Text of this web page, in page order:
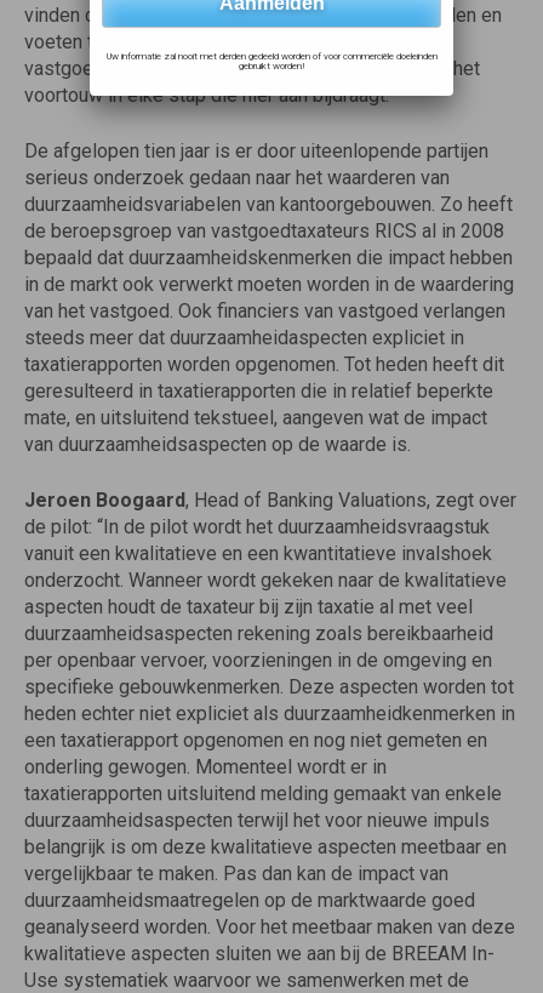
vinden dat een unieke kans om onze ambities handen en
voeten te geven. Hierin nemen wij als grootste
vastgoedadviseur in Nederland graag en met trots het
voortouw in elke stap die hier aan bijdraagt.”
De afgelopen tien jaar is er door uiteenlopende partijen
serieus onderzoek gedaan naar het waarderen van
duurzaamheidsvariabelen van kantoorgebouwen. Zo heeft
de beroepsgroep van vastgoedtaxateurs RICS al in 2008
bepaald dat duurzaamheidskenmerken die impact hebben
in de markt ook verwerkt moeten worden in de waardering
van het vastgoed. Ook financiers van vastgoed verlangen
steeds meer dat duurzaamheidaspecten expliciet in
taxatierapporten worden opgenomen. Tot heden heeft dit
geresulteerd in taxatierapporten die in relatief beperkte
mate, en uitsluitend tekstueel, aangeven wat de impact
van duurzaamheidsaspecten op de waarde is.
Jeroen Boogaard, Head of Banking Valuations, zegt over
de pilot: “In de pilot wordt het duurzaamheidsvraagstuk
vanuit een kwalitatieve en een kwantitatieve invalshoek
onderzocht. Wanneer wordt gekeken naar de kwalitatieve
aspecten houdt de taxateur bij zijn taxatie al met veel
duurzaamheidsaspecten rekening zoals bereikbaarheid
per openbaar vervoer, voorzieningen in de omgeving en
specifieke gebouwkenmerken. Deze aspecten worden tot
heden echter niet expliciet als duurzaamheidkenmerken in
een taxatierapport opgenomen en nog niet gemeten en
onderling gewogen. Momenteel wordt er in
taxatierapporten uitsluitend melding gemaakt van enkele
duurzaamheidsaspecten terwijl het voor nieuwe impuls
belangrijk is om deze kwalitatieve aspecten meetbaar en
vergelijkbaar te maken. Pas dan kan de impact van
duurzaamheidsmaatregelen op de marktwaarde goed
geanalyseerd worden. Voor het meetbaar maken van deze
kwalitatieve aspecten sluiten we aan bij de BREEAM In-
Use systematiek waarvoor we samenwerken met de
Uw informatie zal nooit met derden gedeeld worden of voor commerciële doeleinden
gebruikt worden!